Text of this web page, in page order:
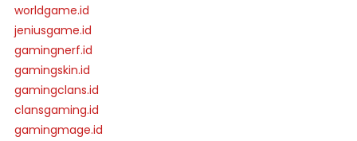
worldgame.id
jeniusgame.id
gamingnerf.id
gamingskin.id
gamingclans.id
clansgaming.id
gamingmage.id